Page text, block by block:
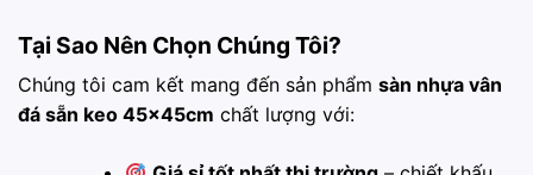
Tại Sao Nên Chọn Chúng Tôi?
Chúng tôi cam kết mang đến sản phẩm sàn nhựa vân
đá sẵn keo 45x45cm chất lượng với: